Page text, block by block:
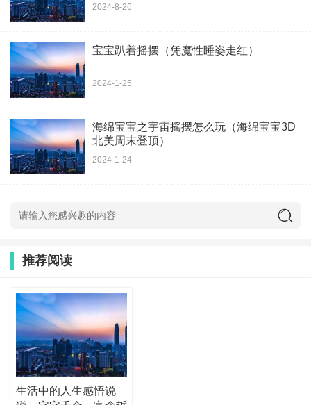
2024-8-26
宝宝趴着摇摆（凭魔性睡姿走红）
2024-1-25
海绵宝宝之宇宙摇摆怎么玩（海绵宝宝3D
北美周末登顶）
2024-1-24
推荐阅读
生活中的人生感悟说